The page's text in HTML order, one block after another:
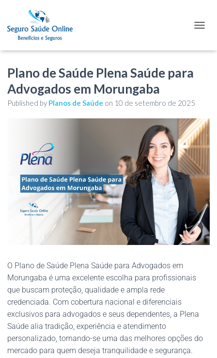
Plano de Saúde Plena Saúde para
Advogados em Morungaba
Published by Planos de Saúde on 10 de setembro de 2025
O Plano de Saúde Plena Saúde para Advogados em
Morungaba é uma excelente escolha para profissionais
que buscam proteção, qualidade e ampla rede
credenciada. Com cobertura nacional e diferenciais
exclusivos para advogados e seus dependentes, a Plena
Saúde alia tradição, experiência e atendimento
personalizado, tornando-se uma das melhores opções do
mercado para quem deseja tranquilidade e segurança.